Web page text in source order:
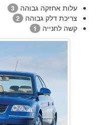
עלות אחזקה גבוהה 3
צריכת דלק גבוהה 2
קשה לחנייה 1